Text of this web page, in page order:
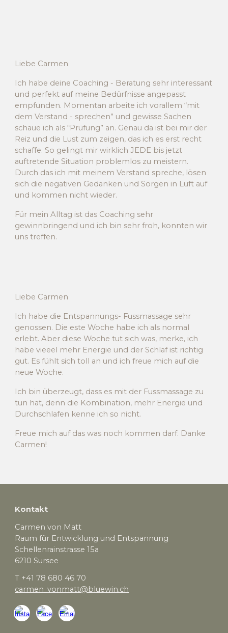
Liebe Carmen
Ich habe deine Coaching - Beratung sehr interessant
und perfekt auf meine Bedürfnisse angepasst
empfunden. Momentan arbeite ich vorallem “mit
dem Verstand - sprechen” und gewisse Sachen
schaue ich als “Prüfung” an. Genau da ist bei mir der
Reiz und die Lust zum zeigen, das ich es erst recht
schaffe. So gelingt mir wirklich JEDE bis jetzt
auftretende Situation problemlos zu meistern.
Durch das ich mit meinem Verstand spreche, lösen
sich die negativen Gedanken und Sorgen in Luft auf
und kommen nicht wieder.
Für mein Alltag ist das Coaching sehr
gewinnbringend und ich bin sehr froh, konnten wir
uns treffen.
Liebe Carmen
Ich habe die Entspannungs- Fussmassage sehr
genossen. Die este Woche habe ich als normal
erlebt. Aber diese Woche tut sich was, merke, ich
habe vieeel mehr Energie und der Schlaf ist richtig
gut. Es fühlt sich toll an und ich freue mich auf die
neue Woche.
Ich bin überzeugt, dass es mit der Fussmassage zu
tun hat, denn die Kombination, mehr Energie und
Durchschlafen kenne ich so nicht.
Freue mich auf das was noch kommen darf. Danke
Carmen!
Kontakt
Carmen von Matt
Raum für Entwicklung und Entspannung
Schellenrainstrasse 15a
6210 Sursee
T +41 78 680 46 70
carmen_vonmatt@bluewin.ch